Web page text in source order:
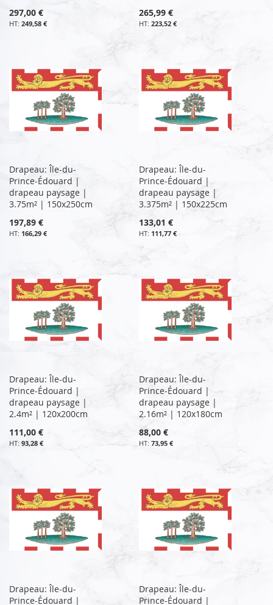
297,00 €
249,58 €
265,99 €
223,52 €
Drapeau: Île-du-
Prince-Édouard |
drapeau paysage |
3.75m² | 150x250cm
197,89 €
166,29 €
Drapeau: Île-du-
Prince-Édouard |
drapeau paysage |
3.375m² | 150x225cm
133,01 €
111,77 €
Drapeau: Île-du-
Prince-Édouard |
drapeau paysage |
2.4m² | 120x200cm
111,00 €
93,28 €
Drapeau: Île-du-
Prince-Édouard |
drapeau paysage |
2.16m² | 120x180cm
88,00 €
73,95 €
Drapeau: Île-du-
Prince-Édouard |
Drapeau: Île-du-
Prince-Édouard |